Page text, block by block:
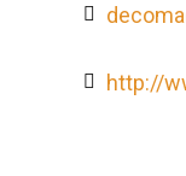
http://